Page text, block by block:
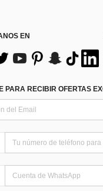
EN
PARA RECIBIR OFERTAS